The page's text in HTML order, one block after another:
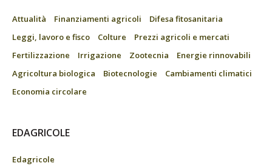
Attualità Finanziamenti agricoli
Difesa fitosanitaria
Leggi, lavoro e fisco
Colture
Prezzi agricoli e mercati
Fertilizzazione
Irrigazione Zootecnia
Energie rinnovabili
Agricoltura biologica
Biotecnologie
Cambiamenti climatici
Economia circolare
EDAGRICOLE
Edagricole